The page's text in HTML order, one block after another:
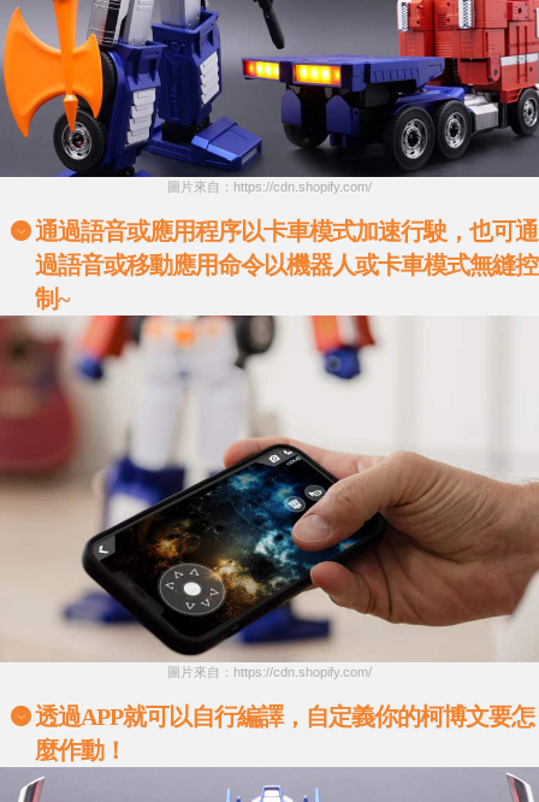
圖片來自：https://cdn.shopify.com/
通過語音或應用程序以卡車模式加速行駛，也可通
過語音或移動應用命令以機器人或卡車模式無縫控
制~
圖片來自：https://cdn.shopify.com/
透過APP就可以自行編譯，自定義你的柯博文要怎
麼作動！